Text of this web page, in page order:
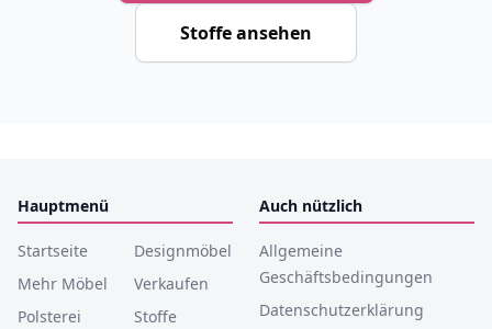
Stoffe ansehen
Hauptmenü
Startseite
Designmöbel
Mehr Möbel
Verkaufen
Polsterei
Stoffe
Auch nützlich
Allgemeine
Geschäftsbedingungen
Datenschutzerklärung